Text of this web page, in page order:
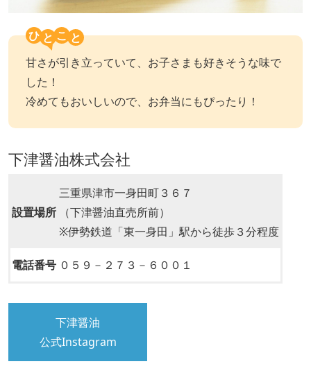
ひ
こ
甘さが引き立っていて、お子さまも好きそうな味で
した！
冷めてもおいしいので、お弁当にもぴったり！
下津醤油株式会社
設置場所
三重県津市一身田町３６７
（下津醤油直売所前）
※伊勢鉄道「東一身田」駅から徒歩３分程度
電話番号 ０５９－２７３－６００１
下津醤油
公式Instagram